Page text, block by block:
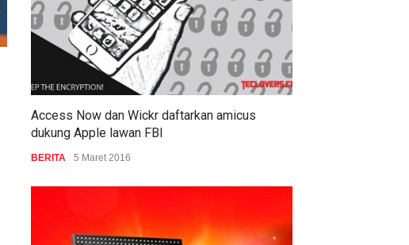
Access Now dan Wickr daftarkan amicus
dukung Apple lawan FBI
BERITA 5 Maret 2016